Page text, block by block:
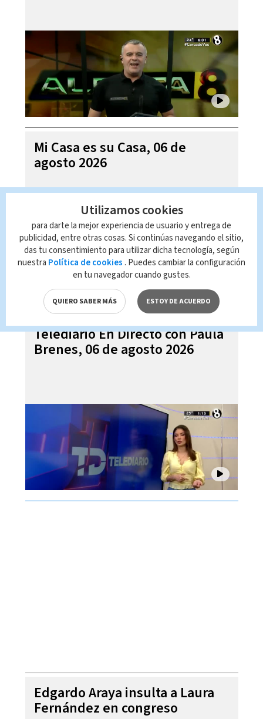
Mi Casa es su Casa, 06 de
agosto 2026
Telediario En Directo con Paula
Brenes, 06 de agosto 2026
Edgardo Araya insulta a Laura
Fernández en congreso
Utilizamos cookies
para darte la mejor experiencia de usuario y entrega de
publicidad, entre otras cosas. Si continúas navegando el sitio,
das tu consentimiento para utilizar dicha tecnología, según
nuestra Política de cookies . Puedes cambiar la configuración
en tu navegador cuando gustes.
QUIERO SABER MÁS ESTOY DE ACUERDO